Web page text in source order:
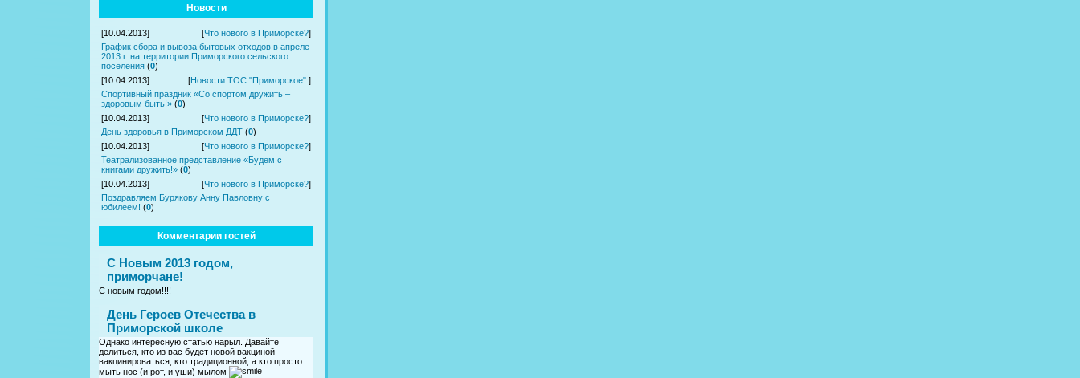
Новости
[10.04.2013] [Что нового в Приморске?]
График сбора и вывоза бытовых отходов в апреле
2013 г. на территории Приморского сельского
поселения (0)
[10.04.2013]
[Новости ТОС "Приморское". ]
Спортивный праздник «Со спортом дружить –
здоровым быть!» (0)
[10.04.2013]
[Что нового в Приморске?]
День здоровья в Приморском ДДТ (0)
[10.04.2013]
[Что нового в Приморске?]
Театрализованное представление «Будем с
книгами дружить!» (0)
[10.04.2013]
[Что нового в Приморске?]
Поздравляем Бурякову Анну Павловну с
юбилеем! (0)
Комментарии гостей
С Новым 2013 годом,
приморчане!
С новым годом!!!!
День Героев Отечества в
Приморской школе
Однако интересную статью нарыл. Давайте
делиться, кто из вас будет новой вакциной
вакцинироваться, кто традиционной, а кто просто
мыть нос (и рот, и уши) мылом